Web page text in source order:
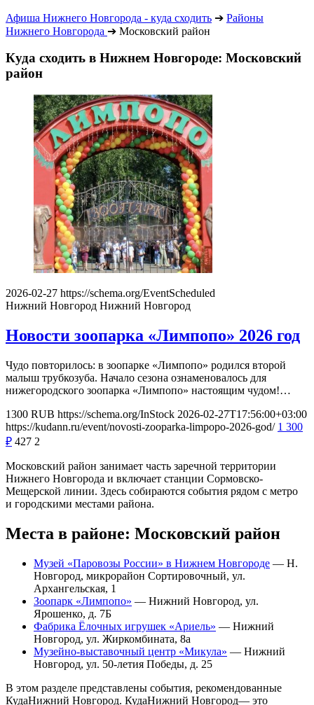
Афиша Нижнего Новгорода - куда сходить ➔ Районы
Нижнего Новгорода ➔ Московский район
Куда сходить в Нижнем Новгороде: Московский
район
2026-02-27 https://schema.org/EventScheduled
Нижний Новгород Нижний Новгород
Новости зоопарка «Лимпопо» 2026 год
Чудо повторилось: в зоопарке «Лимпопо» родился второй
малыш трубкозуба. Начало сезона ознаменовалось для
нижегородского зоопарка «Лимпопо» настоящим чудом!…
1300 RUB https://schema.org/InStock 2026-02-27T17:56:00+03:00
https://kudann.ru/event/novosti-zooparka-limpopo-2026-god/ 1 300
₽ 427 2
Московский район занимает часть заречной территории
Нижнего Новгорода и включает станции Сормовско-
Мещерской линии. Здесь собираются события рядом с метро
и городскими местами района.
Места в районе: Московский район
Музей «Паровозы России» в Нижнем Новгороде — Н.
Новгород, микрорайон Сортировочный, ул.
Архангельская, 1
Зоопарк «Лимпопо» — Нижний Новгород, ул.
Ярошенко, д. 7Б
Фабрика Ёлочных игрушек «Ариель» — Нижний
Новгород, ул. Жиркомбината, 8а
Музейно-выставочный центр «Микула» — Нижний
Новгород, ул. 50-летия Победы, д. 25
В этом разделе представлены события, рекомендованные
КудаНижний Новгород. КудаНижний Новгород— это